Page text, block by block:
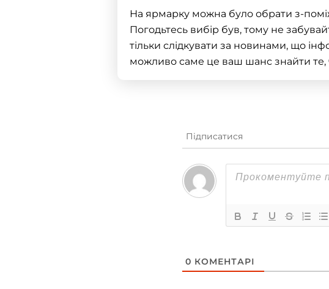
На ярмарку можна було обрати з-
Погодьтесь вибір був, тому не
тільки слідкувати за новинами, що
можливо саме це ваш шанс знайти те,
Підписатися
0 КОМЕНТАРІ